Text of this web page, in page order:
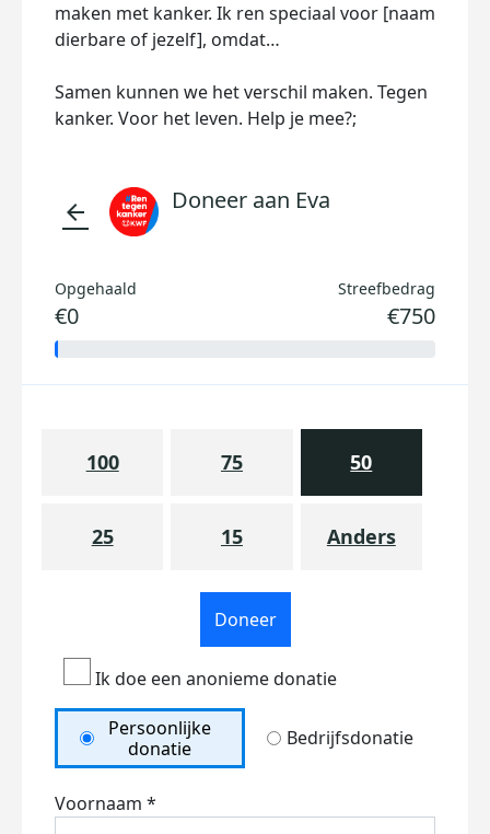
maken met kanker. Ik ren speciaal voor [naam
dierbare of jezelf], omdat…
Samen kunnen we het verschil maken. Tegen
kanker. Voor het leven. Help je mee?;
arrow_back Doneer aan Eva
Opgehaald
€0
Streefbedrag
€750
100 75 50
25 15 Anders
Doneer
Ik doe een anonieme donatie
Persoonlijke
donatie
Bedrijfsdonatie
Voornaam *